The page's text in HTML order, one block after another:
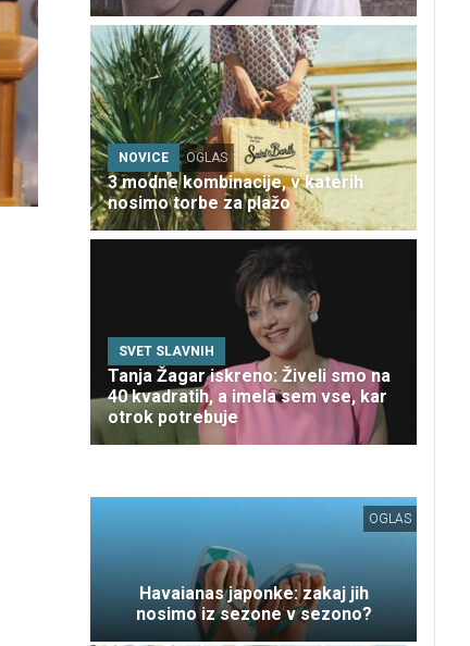
NOVICE OGLAS
3 modne kombinacije, v katerih
nosimo torbe za plažo
SVET SLAVNIH
Tanja Žagar iskreno: Živeli smo na
40 kvadratih, a imela sem vse, kar
otrok potrebuje
OGLAS
Havaianas japonke: zakaj jih
nosimo iz sezone v sezono?